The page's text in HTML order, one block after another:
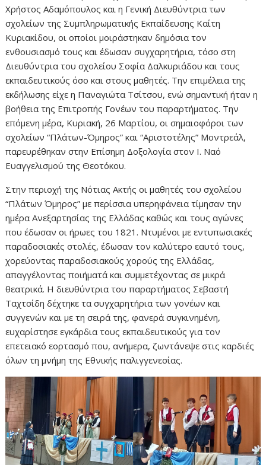
Χρήστος Αδαμόπουλος και η Γενική Διευθύντρια των
σχολείων της Συμπληρωματικής Εκπαίδευσης Καίτη
Κυριακίδου, οι οποίοι μοιράστηκαν δημόσια τον
ενθουσιασμό τους και έδωσαν συγχαρητήρια, τόσο στη
Διευθύντρια του σχολείου Σοφία Δαλκυριάδου και τους
εκπαιδευτικούς όσο και στους μαθητές. Την επιμέλεια της
εκδήλωσης είχε η Παναγιώτα Τσίτσου, ενώ σημαντική ήταν η
βοήθεια της Επιτροπής Γονέων του παραρτήματος. Την
επόμενη μέρα, Κυριακή, 26 Μαρτίου, οι σημαιοφόροι των
σχολείων “Πλάτων-Όμηρος” και “Αριστοτέλης” Μοντρεάλ,
παρευρέθηκαν στην Επίσημη Δοξολογία στον Ι. Ναό
Ευαγγελισμού της Θεοτόκου.
Στην περιοχή της Νότιας Ακτής οι μαθητές του σχολείου
“Πλάτων Όμηρος” με περίσσια υπερηφάνεια τίμησαν την
ημέρα Ανεξαρτησίας της Ελλάδας καθώς και τους αγώνες
που έδωσαν οι ήρωες του 1821. Ντυμένοι με εντυπωσιακές
παραδοσιακές στολές, έδωσαν τον καλύτερο εαυτό τους,
χορεύοντας παραδοσιακούς χορούς της Ελλάδας,
απαγγέλοντας ποιήματά και συμμετέχοντας σε μικρά
θεατρικά. Η διευθύντρια του παραρτήματος Σεβαστή
Ταχτσίδη δέχτηκε τα συγχαρητήρια των γονέων και
συγγενών και με τη σειρά της, φανερά συγκινημένη,
ευχαρίστησε εγκάρδια τους εκπαιδευτικούς για τον
επετειακό εορτασμό που, ανήμερα, ζωντάνεψε στις καρδιές
όλων τη μνήμη της Εθνικής παλιγγενεσίας.